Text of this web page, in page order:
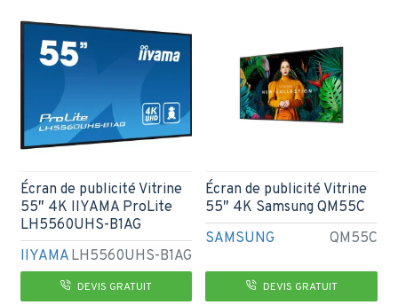
IIYAMA LH5560UHS-B1AG
Écran de publicité Vitrine
55″ 4K IIYAMA ProLite
LH5560UHS-B1AG
DEVIS GRATUIT
SAMSUNG QM55C
Écran de publicité Vitrine
55″ 4K Samsung QM55C
DEVIS GRATUIT